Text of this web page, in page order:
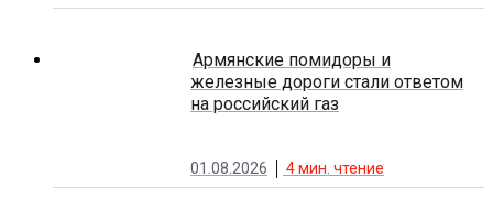
Армянские помидоры и
железные дороги стали ответом
на российский газ
01.08.2026 4мин. чтение